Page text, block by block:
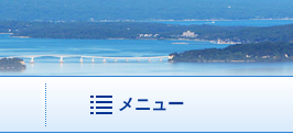
メニュー